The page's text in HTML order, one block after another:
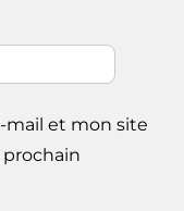
mail et mon site